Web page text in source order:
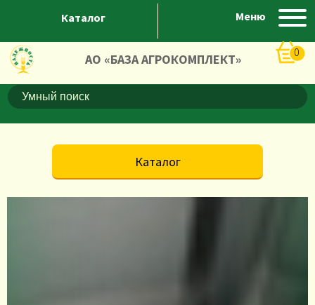
Каталог Меню
АО «БАЗА АГРОКОМПЛЕКТ» 0
Каталог